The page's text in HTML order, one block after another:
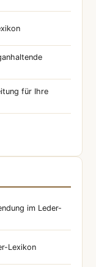
für Ihre
im Leder-
Lexikon